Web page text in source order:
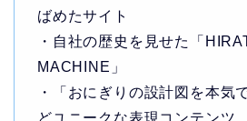
ばめたサイト
・自社の歴史を見せた「
MACHINE」
・「おにぎりの設計図を本気